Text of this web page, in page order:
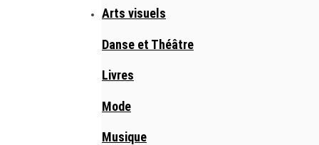
Arts visuels
Danse et Théâtre
Livres
Mode
Musique